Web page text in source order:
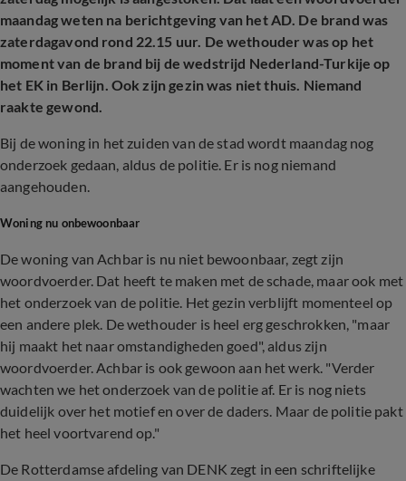
maandag weten na berichtgeving van het AD. De brand was
zaterdagavond rond 22.15 uur. De wethouder was op het
moment van de brand bij de wedstrijd Nederland-Turkije op
het EK in Berlijn. Ook zijn gezin was niet thuis. Niemand
raakte gewond.
Bij de woning in het zuiden van de stad wordt maandag nog
onderzoek gedaan, aldus de politie. Er is nog niemand
aangehouden.
Woning nu onbewoonbaar
De woning van Achbar is nu niet bewoonbaar, zegt zijn
woordvoerder. Dat heeft te maken met de schade, maar ook met
het onderzoek van de politie. Het gezin verblijft momenteel op
een andere plek. De wethouder is heel erg geschrokken, "maar
hij maakt het naar omstandigheden goed", aldus zijn
woordvoerder. Achbar is ook gewoon aan het werk. "Verder
wachten we het onderzoek van de politie af. Er is nog niets
duidelijk over het motief en over de daders. Maar de politie pakt
het heel voortvarend op."
De Rotterdamse afdeling van DENK zegt in een schriftelijke